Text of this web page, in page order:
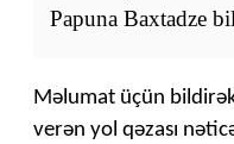
Papuna Baxtadze
Məlumat üçün
verən yol qəzası